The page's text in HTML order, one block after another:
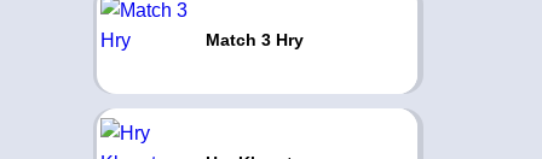
Match 3 Hry